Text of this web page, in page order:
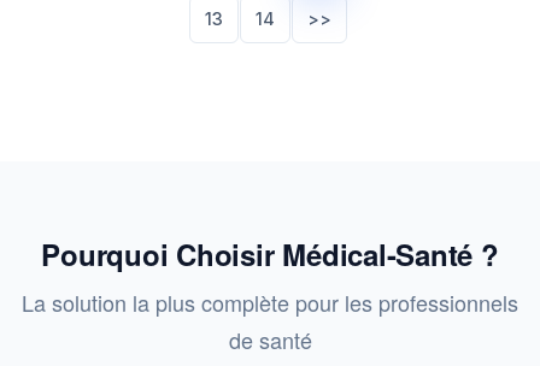
13 14 >>
Pourquoi Choisir Médical-Santé ?
La solution la plus complète pour les professionnels
de santé